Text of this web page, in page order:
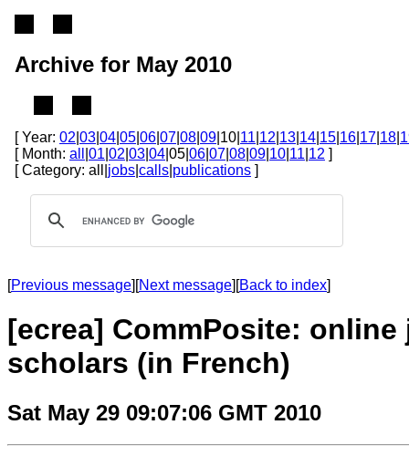
Archive for May 2010
[ Year: 02 03 04 05 06 07 08 09 |10| 11 12 13 14 15 16 17 18
[ Month: all 01 02 03 04 |05| 06 07 08 09 10 11 12 ]
[ Category: all| jobs calls publications ]
[Previous message][Next message][Back to index]
[ecrea] CommPosite:
scholars (in French)
Sat May 29 09:07:06 GMT 2010